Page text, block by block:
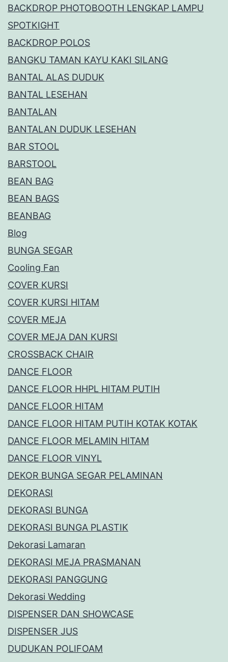
BACKDROP PHOTOBOOTH LENGKAP LAMPU
SPOTKIGHT
BACKDROP POLOS
BANGKU TAMAN KAYU KAKI SILANG
BANTAL ALAS DUDUK
BANTAL LESEHAN
BANTALAN
BANTALAN DUDUK LESEHAN
BAR STOOL
BARSTOOL
BEAN BAG
BEAN BAGS
BEANBAG
Blog
BUNGA SEGAR
Cooling Fan
COVER KURSI
COVER KURSI HITAM
COVER MEJA
COVER MEJA DAN KURSI
CROSSBACK CHAIR
DANCE FLOOR
DANCE FLOOR HHPL HITAM PUTIH
DANCE FLOOR HITAM
DANCE FLOOR HITAM PUTIH KOTAK KOTAK
DANCE FLOOR MELAMIN HITAM
DANCE FLOOR VINYL
DEKOR BUNGA SEGAR PELAMINAN
DEKORASI
DEKORASI BUNGA
DEKORASI BUNGA PLASTIK
Dekorasi Lamaran
DEKORASI MEJA PRASMANAN
DEKORASI PANGGUNG
Dekorasi Wedding
DISPENSER DAN SHOWCASE
DISPENSER JUS
DUDUKAN POLIFOAM